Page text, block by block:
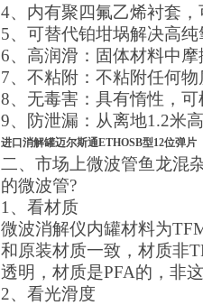
4、内有聚四氟乙烯衬套，
5、可替代铂坩埚解决高
6、高润滑：固体材料中摩
7、不粘附：不粘附任何物
8、无毒害：具有惰性，可
9、防泄漏：从离地1.2米
进口消解罐迈尔斯通ETHOSB型12位弹片
二、市场上微波管鱼龙混
的微波管?
1、看材质
微波消解仪内罐材料为
和原装材质一致，材质非
透明，材质是PFA的，非
2、看光滑度